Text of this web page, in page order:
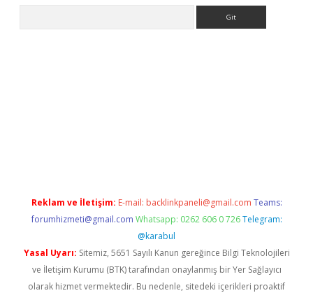
Reklam ve İletişim: E-mail: backlinkpaneli@gmail.com Teams:
forumhizmeti@gmail.com Whatsapp: 0262 606 0 726 Telegram:
@karabul
Yasal Uyarı: Sitemiz, 5651 Sayılı Kanun gereğince Bilgi Teknolojileri
ve İletişim Kurumu (BTK) tarafından onaylanmış bir Yer Sağlayıcı
olarak hizmet vermektedir. Bu nedenle, sitedeki içerikleri proaktif